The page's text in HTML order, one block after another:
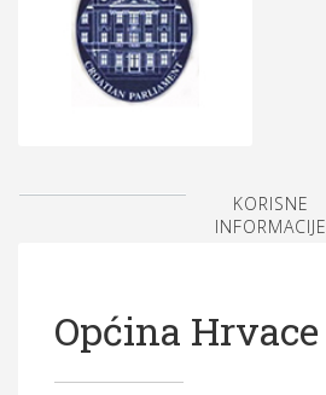
KORISNE
INFORMACIJE
Općina Hrvace